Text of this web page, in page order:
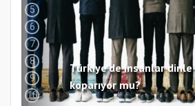
Samsun Atakum’da 15
5
6
7
8
9
10